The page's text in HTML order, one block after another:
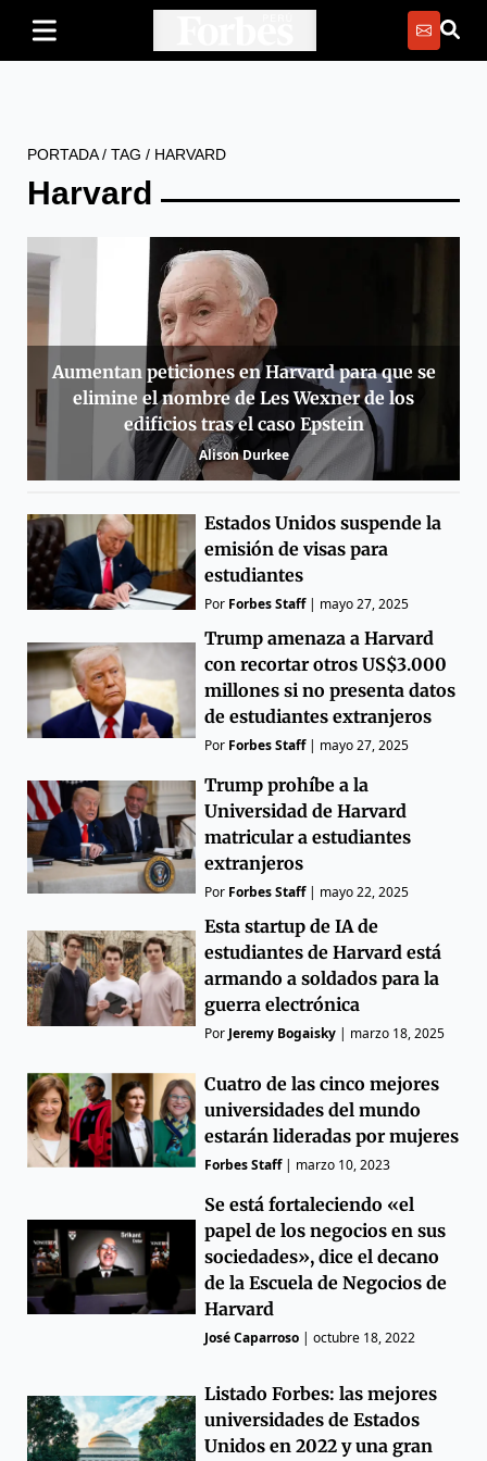
PORTADA/ TAG / HARVARD
Harvard
Aumentan peticiones en Harvard para que se
elimine el nombre de Les Wexner de los
edificios tras el caso Epstein
Alison Durkee
Estados Unidos suspende la
emisión de visas para
estudiantes
Por Forbes Staff| mayo 27, 2025
Trump amenaza a Harvard
con recortar otros US$3.000
millones si no presenta datos
de estudiantes extranjeros
Por Forbes Staff| mayo 27, 2025
Trump prohíbe a la
Universidad de Harvard
matricular a estudiantes
extranjeros
Por Forbes Staff| mayo 22, 2025
Esta startup de IA de
estudiantes de Harvard está
armando a soldados para la
guerra electrónica
Por Jeremy Bogaisky | marzo 18, 2025
Cuatro de las cinco mejores
universidades del mundo
estarán lideradas por mujeres
Forbes Staff| marzo 10, 2023
Se está fortaleciendo «el
papel de los negocios en sus
sociedades», dice el decano
de la Escuela de Negocios de
Harvard
José Caparroso |octubre 18, 2022
Listado Forbes: las mejores
universidades de Estados
Unidos en 2022 y una gran